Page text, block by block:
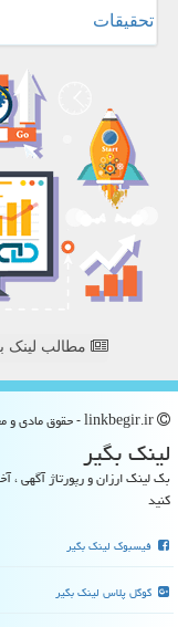
تحقیقات
مطالب لینک
لینك بگیر
بک لینک ارزان و رپورتاژ آگهی ،
کنید
فیسبوک لینک بگیر
گوگل پلاس لینک بگیر